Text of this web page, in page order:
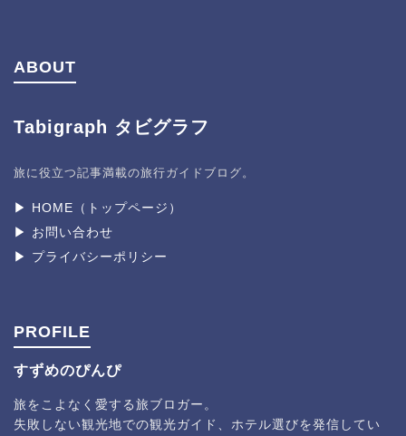
ABOUT
Tabigraph タビグラフ
旅に役立つ記事満載の旅行ガイドブログ。
▶︎ HOME（トップページ）
▶︎ お問い合わせ
▶︎ プライバシーポリシー
PROFILE
すずめのぴんぴ
旅をこよなく愛する旅ブロガー。
失敗しない観光地での観光ガイド、ホテル選びを発信してい